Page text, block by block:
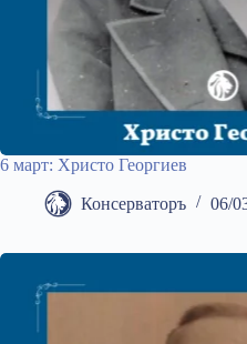
6 март: Христо Георгиев
Консерваторъ 06/